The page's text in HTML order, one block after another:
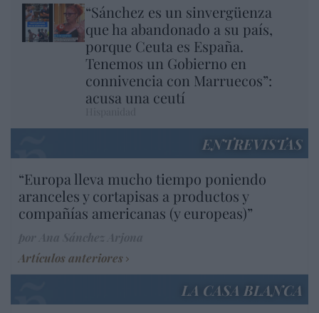
“Sánchez es un sinvergüenza
que ha abandonado a su país,
porque Ceuta es España.
Tenemos un Gobierno en
connivencia con Marruecos”:
acusa una ceutí
ENTREVISTAS
“Europa lleva mucho tiempo poniendo
aranceles y cortapisas a productos y
compañías americanas (y europeas)”
Artículos anteriores
LA CASA BLANCA